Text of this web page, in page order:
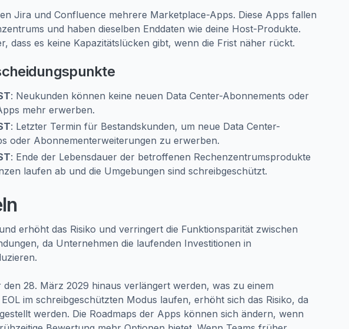
Jira und Confluence mehrere Marketplace-Apps. Diese Apps fallen
und haben dieselben Enddaten wie deine Host-Produkte.
dass es keine Kapazitätslücken gibt, wenn die Frist näher rückt.
: Neukunden können keine neuen Data Center-Abonnements oder
mehr erwerben.
: Letzter Termin für Bestandskunden, um neue Data Center-
oder Abonnementerweiterungen zu erwerben.
: Ende der Lebensdauer der betroffenen Rechenzentrumsprodukte
laufen ab und die Umgebungen sind schreibgeschützt.
erhöht das Risiko und verringert die Funktionsparität zwischen
da Unternehmen die laufenden Investitionen in
28. März 2029 hinaus verlängert werden, was zu einem
im schreibgeschützten Modus laufen, erhöht sich das Risiko, da
werden. Die Roadmaps der Apps können sich ändern, wenn